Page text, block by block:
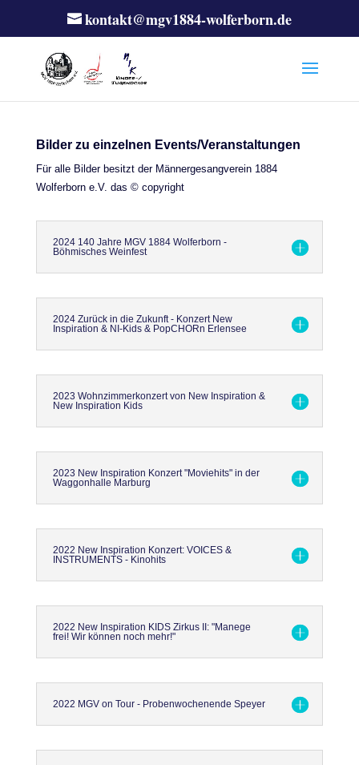
kontakt@mgv1884-wolferborn.de
Bilder zu einzelnen Events/Veranstaltungen
Für alle Bilder besitzt der Männergesangverein 1884
Wolferborn e.V. das © copyright
2024 140 Jahre MGV 1884 Wolferborn -
Böhmisches Weinfest
2024 Zurück in die Zukunft - Konzert New
Inspiration & NI-Kids & PopCHORn Erlensee
2023 Wohnzimmerkonzert von New Inspiration &
New Inspiration Kids
2023 New Inspiration Konzert "Moviehits" in der
Waggonhalle Marburg
2022 New Inspiration Konzert: VOICES &
INSTRUMENTS - Kinohits
2022 New Inspiration KIDS Zirkus II: "Manege
frei! Wir können noch mehr!"
2022 MGV on Tour - Probenwochenende Speyer